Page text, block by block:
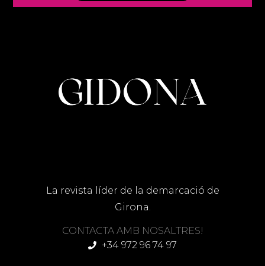
La revista líder de la demarcació de
Girona.
CONTACTA AMB NOSALTRES!
+34 972 96 74 97